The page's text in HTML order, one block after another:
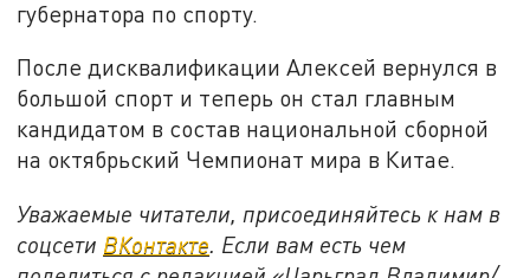
губернатора по спорту.
После дисквалификации Алексей вернулся в
большой спорт и теперь он стал главным
кандидатом в состав национальной сборной
на октябрьский Чемпионат мира в Китае.
Уважаемые читатели, присоединяйтесь к нам в
соцсети ВКонтакте. Если вам есть чем